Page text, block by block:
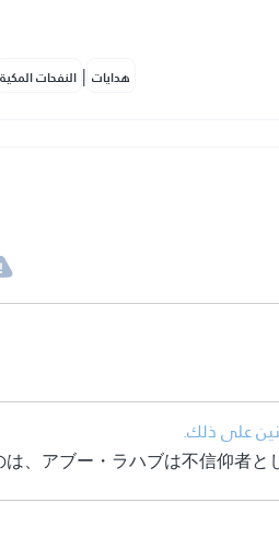
النفحات المكية | هدايات
على ذلك.
、アブー・ラハブは不信仰者